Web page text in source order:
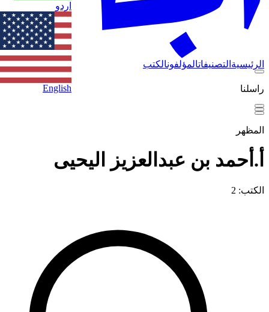
الرئيسية التصنيفاتالمؤلفونالكتب
راسلنا
اردو
English
المظهر
أ.أحمد بن عبدالعزيز اليحيى
الكتب: 2